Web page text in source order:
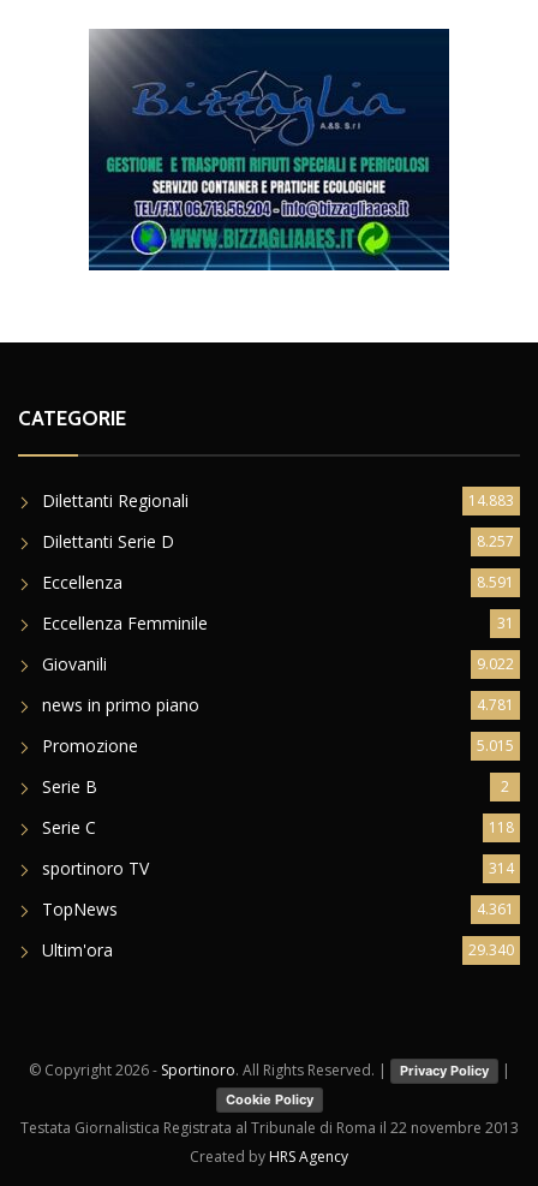
CATEGORIE
Dilettanti Regionali 14.883
Dilettanti Serie D 8.257
Eccellenza 8.591
Eccellenza Femminile 31
Giovanili 9.022
news in primo piano 4.781
Promozione 5.015
Serie B 2
Serie C 118
sportinoro TV 314
TopNews 4.361
Ultim'ora 29.340
© Copyright2026 - Sportinoro. All Rights Reserved. | Privacy Policy |
Cookie Policy
Testata Giornalistica Registrata al Tribunale di Roma il 22 novembre 2013
Created by HRS Agency